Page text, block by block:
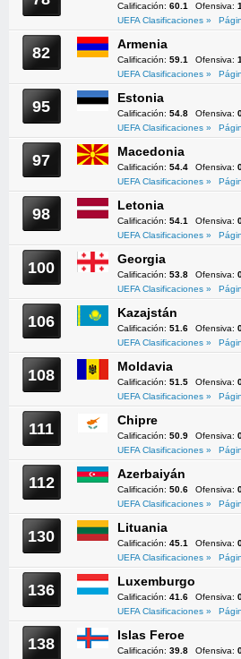
Calificación: 60.1 Ofensiva:
UEFA Clasificaciones »
82 Armenia
Calificación: 59.1 Ofensiva:
UEFA Clasificaciones »
95 Estonia
Calificación: 54.8 Ofensiva:
UEFA Clasificaciones »
97 Macedonia
Calificación: 54.4 Ofensiva:
UEFA Clasificaciones »
98 Letonia
Calificación: 54.1 Ofensiva:
UEFA Clasificaciones »
100 Georgia
Calificación: 53.8 Ofensiva:
UEFA Clasificaciones »
106 Kazajstán
Calificación: 51.6 Ofensiva:
UEFA Clasificaciones »
108 Moldavia
Calificación: 51.5 Ofensiva:
UEFA Clasificaciones »
111 Chipre
Calificación: 50.9 Ofensiva:
UEFA Clasificaciones »
112 Azerbaiyán
Calificación: 50.6 Ofensiva:
UEFA Clasificaciones »
130 Lituania
Calificación: 45.1 Ofensiva:
UEFA Clasificaciones »
136 Luxemburgo
Calificación: 41.6 Ofensiva:
UEFA Clasificaciones »
138 Islas Feroe
Calificación: 39.8 Ofensiva: